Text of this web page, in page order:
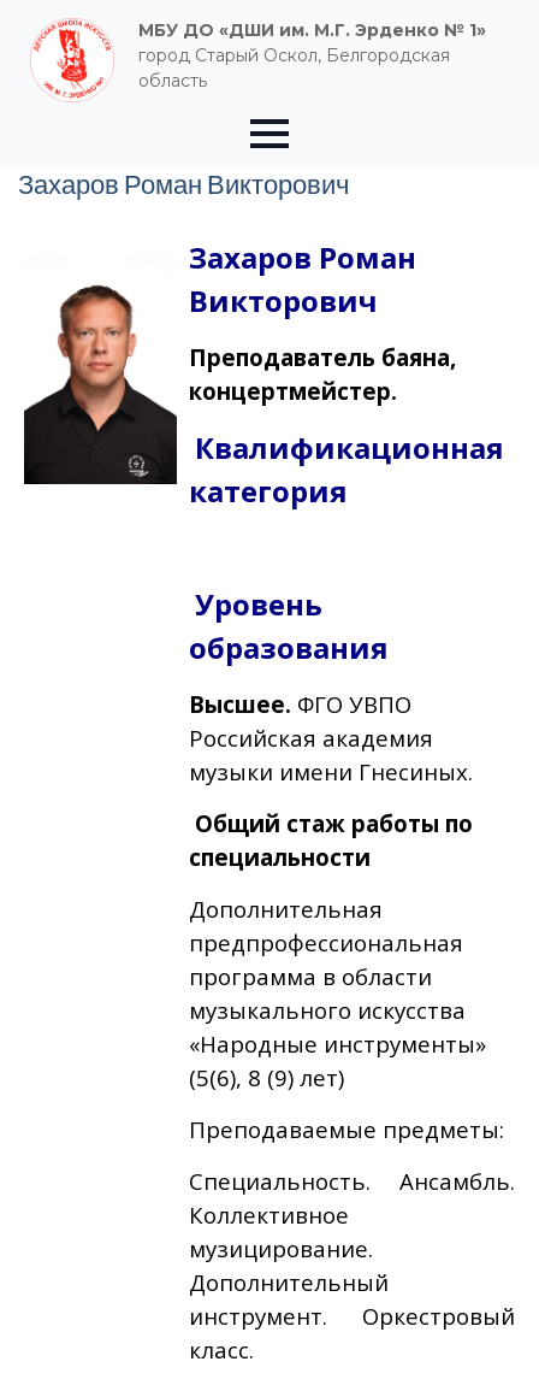
МБУ ДО «ДШИ им. М.Г. Эрденко № 1»
город Старый Оскол, Белгородская
область
Захаров Роман Викторович
Захаров Роман
Викторович
Преподаватель баяна,
концертмейстер.
Квалификационная
категория
Уровень
образования
Высшее. ФГО УВПО
Российская академия
музыки имени Гнесиных.
Общий стаж работы по
специальности
Дополнительная
предпрофессиональная
программа в области
музыкального искусства
«Народные инструменты»
(5(6), 8 (9) лет)
Преподаваемые предметы:
Специальность. Ансамбль.
Коллективное
музицирование.
Дополнительный
инструмент. Оркестровый
класс.